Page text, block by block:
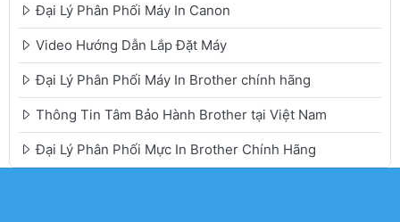
Đại Lý Phân Phối Máy In Canon
Video Hướng Dẫn Lắp Đặt Máy
Đại Lý Phân Phối Máy In Brother chính hãng
Thông Tin Tâm Bảo Hành Brother tại Việt Nam
Đại Lý Phân Phối Mực In Brother Chính Hãng